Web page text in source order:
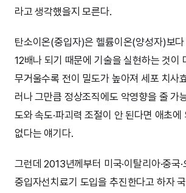
라고 생각했을지 모른다.
탄소이온(중입자)은 헬륨이온(양성자)보
12배나 되기 때문에 기술을 실현하는 것이
무거울수록 전이 밀도가 높아져 세포 치사
러나 그만큼 정상조직에도 악영향을 줄 가
도와 속도·파괴력 조절이 안 된다면 애초에
없다는 얘기다.
그런데 2013년께부터 미국·이탈리아·중국
중입자선치료기 도입을 추진한다고 하자